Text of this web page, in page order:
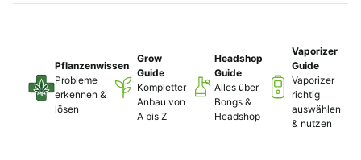
Pflanzenwissen
Probleme
erkennen &
lösen
Grow
Guide
Kompletter
Anbau von
A bis Z
Headshop
Guide
Alles über
Bongs &
Headshop
Vaporizer
Guide
Vaporizer
richtig
auswählen
& nutzen